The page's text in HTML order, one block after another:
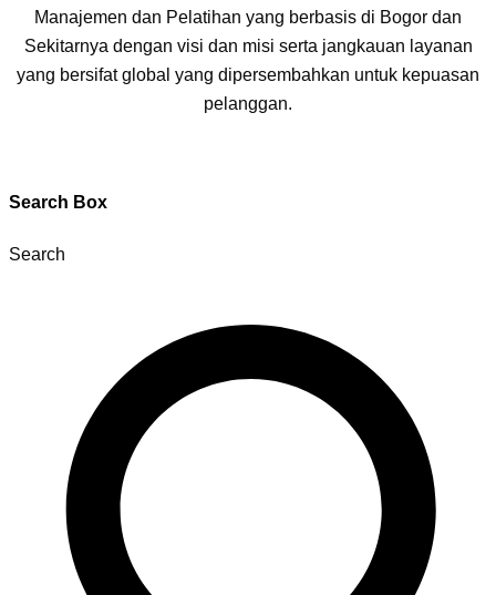
Manajemen dan Pelatihan yang berbasis di Bogor dan
Sekitarnya dengan visi dan misi serta jangkauan layanan
yang bersifat global yang dipersembahkan untuk kepuasan
pelanggan.
Search Box
Search